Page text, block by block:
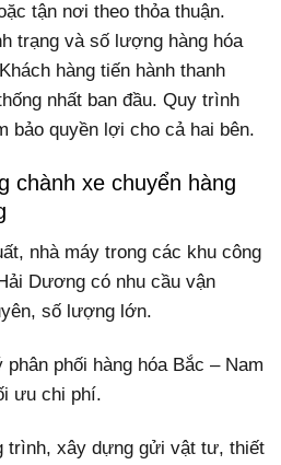
tận nơi theo thỏa thuận.
trạng và số lượng hàng hóa
hàng tiến hành thanh
nhất ban đầu. Quy trình
bảo quyền lợi cho cả hai bên.
chành xe chuyển hàng
nhà máy trong các khu công
Dương có nhu cầu vận
số lượng lớn.
phối hàng hóa Bắc – Nam
ưu chi phí.
xây dựng gửi vật tư, thiết